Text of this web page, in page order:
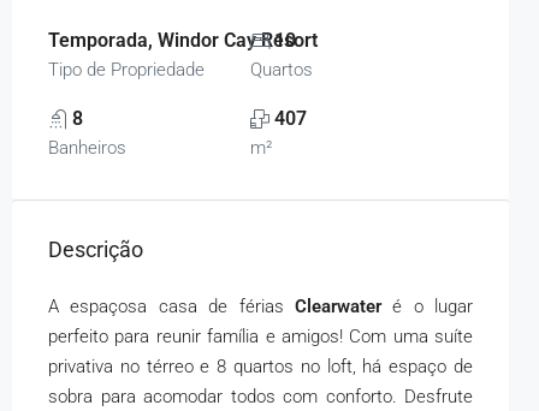
Temporada, Windor Cay Resort
Tipo de Propriedade
10
Quartos
8
Banheiros
407
m²
Descrição
A espaçosa casa de férias Clearwateré o lugar
perfeito para reunir família e amigos! Com uma suíte
privativa no térreo e 8 quartos no loft, há espaço de
sobra para acomodar todos com conforto. Desfrute